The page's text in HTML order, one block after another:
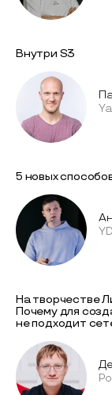
Внутри S3
5 новых
На творчестве
Почему для
не подходит